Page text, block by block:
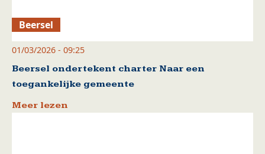
Beersel
01/03/2026 - 09:25
Beersel ondertekent charter Naar een
toegankelijke gemeente
Meer lezen